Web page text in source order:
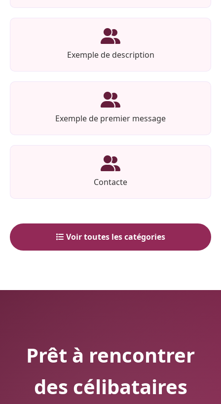
Exemple de description
Exemple de premier message
Contacte
Voir toutes les catégories
Prêt à rencontrer
des célibataires